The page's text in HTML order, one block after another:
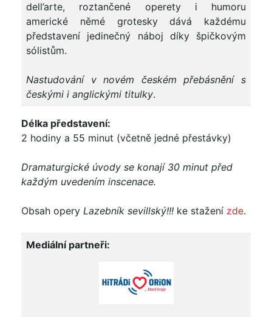
dell’arte, roztančené operety i humoru
americké němé grotesky dává každému
představení jedinečný náboj díky špičkovým
sólistům.
Nastudování v novém českém přebásnění s
českými i anglickými titulky.
Délka představení:
2 hodiny a 55 minut (včetně jedné přestávky)
Dramaturgické úvody se konají 30 minut před
každým uvedením inscenace.
Obsah opery Lazebník sevillský!!! ke stažení zde.
Mediální partneři: